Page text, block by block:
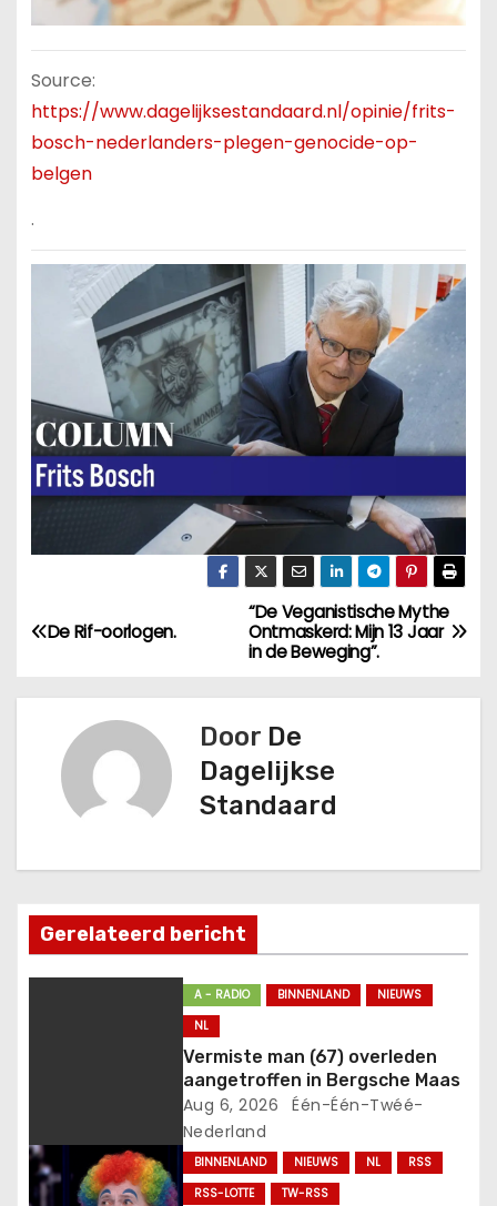
Source:
https://www.dagelijksestandaard.nl/opinie/frits-
bosch-nederlanders-plegen-genocide-op-
belgen
.
B
t
n
g
a
“De Veganistische Mythe
Ontmaskerd: Mijn 13 Jaar
in de Beweging”.
De Rif-oorlogen.
Door De
Dagelijkse
Standaard
Gerelateerd bericht
A - RADIO BINNENLAND
NIEUWS
NL
Vermiste man (67) overleden
aangetroffen in Bergsche Maas
Aug 6, 2026
Één-Één-Twéé-
Nederland
BINNENLAND NIEUWS NL
RSS
RSS-LOTTE
TW-RSS